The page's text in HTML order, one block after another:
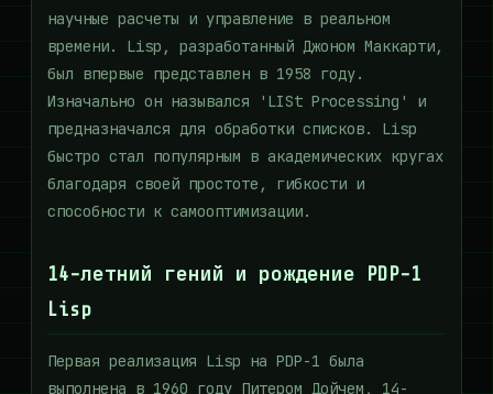
научные расчеты и управление в реальном
времени. Lisp, разработанный Джоном Маккарти,
был впервые представлен в 1958 году.
Изначально он назывался 'LISt Processing' и
предназначался для обработки списков. Lisp
быстро стал популярным в академических кругах
благодаря своей простоте, гибкости и
способности к самооптимизации.
14-летний гений и рождение PDP-1
Lisp
Первая реализация Lisp на PDP-1 была
выполнена в 1960 году Питером Дойчем, 14-